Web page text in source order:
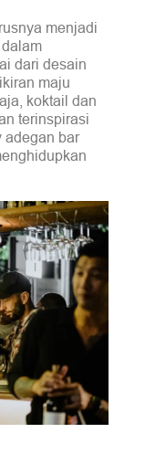
menjadi
dari desain
maju
koktail dan
terinspirasi
adegan bar